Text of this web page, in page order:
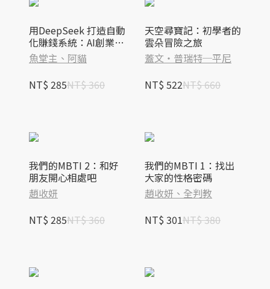
用DeepSeek 打造自動
化賺錢系統：AI創業‧
一人公司就能致富
魚堂主、阿貓
NT$ 285NT$ 360
天空尋寶記：初學者的
雲朵冒險之旅
蓋文‧普瑞特─平尼
NT$ 522NT$ 660
我們的MBTI 2：和好
朋友開心相處吧
趙收妍
NT$ 285NT$ 360
我們的MBTI 1：找出
大家的性格密碼
趙收妍、全判教
NT$ 301NT$ 380